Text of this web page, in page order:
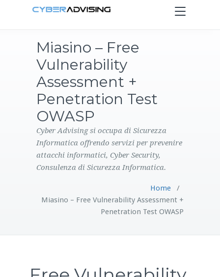
Toggle
navigation
PRODOTTI
CONTATTI
Miasino – Free
Vulnerability
Assessment +
Penetration Test
OWASP
Cyber Advising si occupa di Sicurezza
Informatica offrendo servizi per prevenire
attacchi informatici, Cyber Security,
Consulenza di Sicurezza Informatica.
Home/
Miasino – Free Vulnerability Assessment +
Penetration Test OWASP